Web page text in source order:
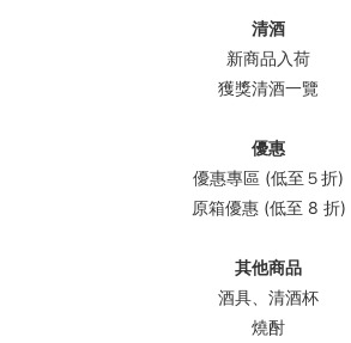
清酒
新商品入荷
獲獎清酒一覽
優惠
優惠專區 (低至５折)
原箱優惠 (低至 8 折)
其他商品
酒具、清酒杯
燒酎